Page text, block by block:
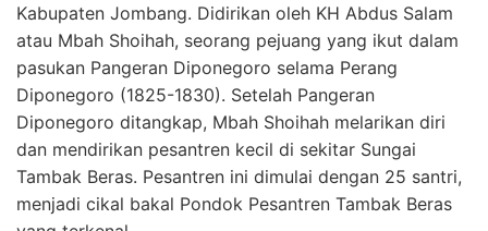
Kabupaten Jombang. Didirikan oleh KH Abdus Salam
atau Mbah Shoihah, seorang pejuang yang ikut dalam
pasukan Pangeran Diponegoro selama Perang
Diponegoro (1825-1830). Setelah Pangeran
Diponegoro ditangkap, Mbah Shoihah melarikan diri
dan mendirikan pesantren kecil di sekitar Sungai
Tambak Beras. Pesantren ini dimulai dengan 25 santri,
menjadi cikal bakal Pondok Pesantren Tambak Beras